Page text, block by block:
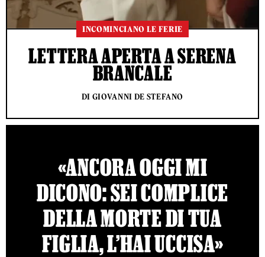
INCOMINCIANO LE FERIE
LETTERA APERTA A SERENA
BRANCALE
DI GIOVANNI DE STEFANO
«ANCORA OGGI MI
DICONO: SEI COMPLICE
DELLA MORTE DI TUA
FIGLIA, L’HAI UCCISA»